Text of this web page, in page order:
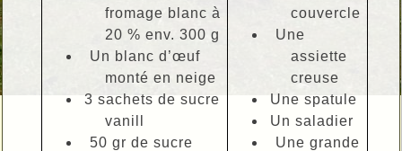
fromage blanc à
20 % env. 300 g
Un blanc d’œuf
monté en neige
3 sachets de sucre
vanill
50 gr de sucre
couvercle
Une
assiette
creuse
Une spatule
Un saladier
Une grande